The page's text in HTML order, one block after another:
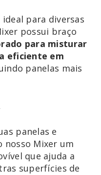
para diversas
possui braço
para misturar
eficiente em
panelas mais
panelas e
nosso Mixer um
que ajuda a
superfícies de